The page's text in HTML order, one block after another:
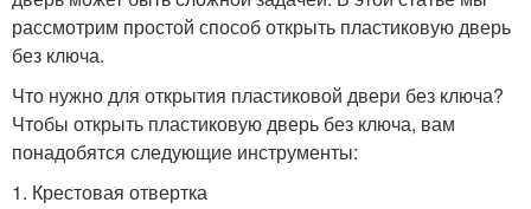
рассмотрим простой способ открыть пластиковую дверь
без ключа.
Что нужно для открытия пластиковой двери без ключа?
Чтобы открыть пластиковую дверь без ключа, вам
понадобятся следующие инструменты:
1. Крестовая отвертка